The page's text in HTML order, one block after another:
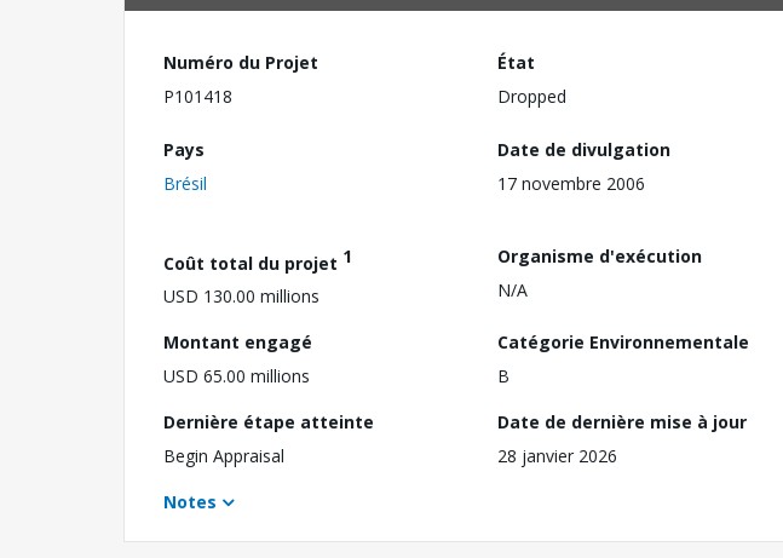
Numéro du Projet
P101418
État
Dropped
Pays
Brésil
Date de divulgation
17 novembre 2006
Coût total du projet 1
USD 130.00 millions
Organisme d'exécution
N/A
Montant engagé
USD 65.00 millions
Catégorie Environnementale
B
Dernière étape atteinte
Begin Appraisal
Date de dernière mise à jour
28 janvier 2026
Notes